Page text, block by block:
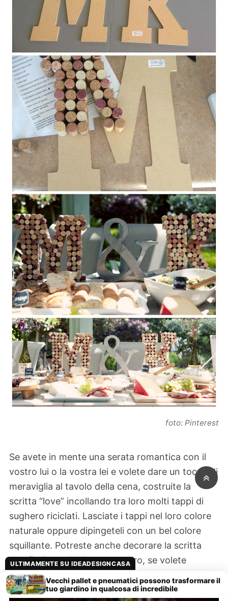
foto: Pinterest
Se avete in mente una serata romantica con il
vostro lui o la vostra lei e volete dare un tocco di
meraviglia al tavolo della cena, costruite la
scritta “love” incollando tra loro molti tappi di
sughero riciclati. Lasciate i tappi nel loro colore
naturale oppure dipingeteli con un bel colore
squillante. Potreste anche decorare la scritta
con fiori, cuoricini o tanto altro, se volete
arricchire con allegria.
ULTIMAMENTE SU IDEADESIGNCASA
Vecchi pallet e pneumatici possono trasformare il
tuo giardino in qualcosa di incredibile